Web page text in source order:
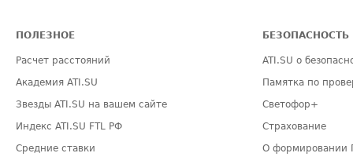
ПОЛЕЗНОЕ
Расчет расстояний
Академия ATI.SU
Звезды ATI.SU на вашем сайте
Индекс ATI.SU FTL РФ
Средние ставки
БЕЗОПАСНОСТЬ
ATI.SU о
Памятка по
Светофор+
Страхование
О формировании